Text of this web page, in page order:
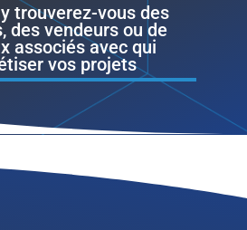
trouverez-vous des
des vendeurs ou de
associés avec qui
vos projets